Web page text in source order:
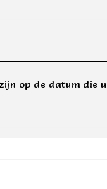
op de datum die